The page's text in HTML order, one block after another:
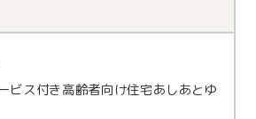
ス付き高齢者向け住宅あしあとゆ